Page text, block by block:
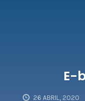
E-
26 ABRIL, 2020